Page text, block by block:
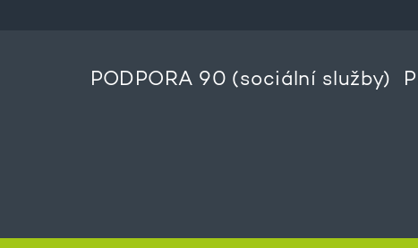
PODPORA 90 (sociální služby)